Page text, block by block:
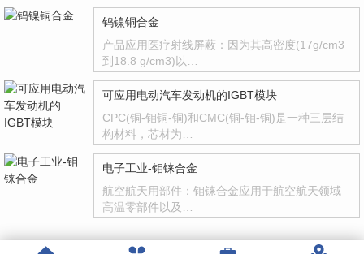
钨镍铜合金
产品应用医疗射线屏蔽：因为其高密度(17g/cm3
到18.8 g/cm3)以…
可应用电动汽车发动机的IGBT模块
CPC(铜-钼铜-铜)和CMC(铜-钼-铜)是一种三层结
构材料，芯材为…
电子工业-钼铼合金
航空航天用部件：钼铼合金应用于航空航天领域
高温零部件以及…